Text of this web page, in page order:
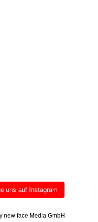
uns auf Instagram
new face Media GmbH